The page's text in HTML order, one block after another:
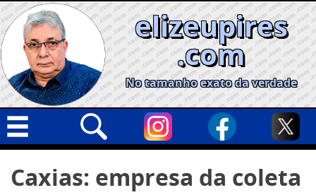
Skip
to
content
elizeupires
.com
No tamanho exato da verdade
Geral
por:
Caxias: empresa da coleta